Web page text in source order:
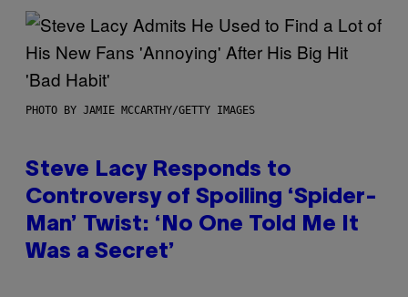
PHOTO BY JAMIE MCCARTHY/GETTY IMAGES
Steve Lacy Responds to
Controversy of Spoiling ‘Spider-
Man’ Twist: ‘No One Told Me It
Was a Secret’